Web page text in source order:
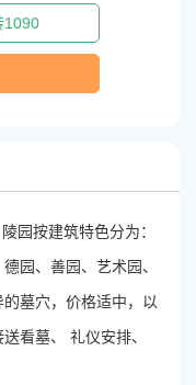
1090
园按建筑特色分为：
园、善园、艺术园、
墓穴，价格适中，以
看墓、 礼仪安排、